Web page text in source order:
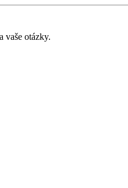
vaše otázky.